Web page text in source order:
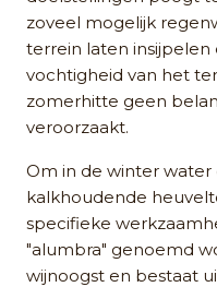
zoveel mogelijk
terrein laten insijpelen
vochtigheid van het
zomerhitte geen
veroorzaakt.
Om in de winter
kalkhoudende
specifieke
"alumbra" genoemd
wijnoogst en bestaat